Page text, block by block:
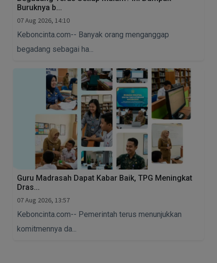
Buruknya b...
07 Aug 2026, 14:10
Keboncinta.com-- Banyak orang menganggap
begadang sebagai ha...
Guru Madrasah Dapat Kabar Baik, TPG Meningkat
Dras...
07 Aug 2026, 13:57
Keboncinta.com-- Pemerintah terus menunjukkan
komitmennya da...